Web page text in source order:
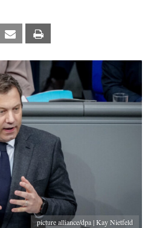
Email
picture alliance/dpa | Kay Nietfeld